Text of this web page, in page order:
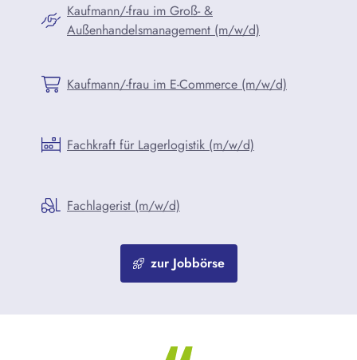
Kaufmann/-frau im Groß- &
Außenhandelsmanagement (m/w/d)
Kaufmann/-frau im E-Commerce (m/w/d)
Fachkraft für Lagerlogistik (m/w/d)
Fachlagerist (m/w/d)
zur Jobbörse